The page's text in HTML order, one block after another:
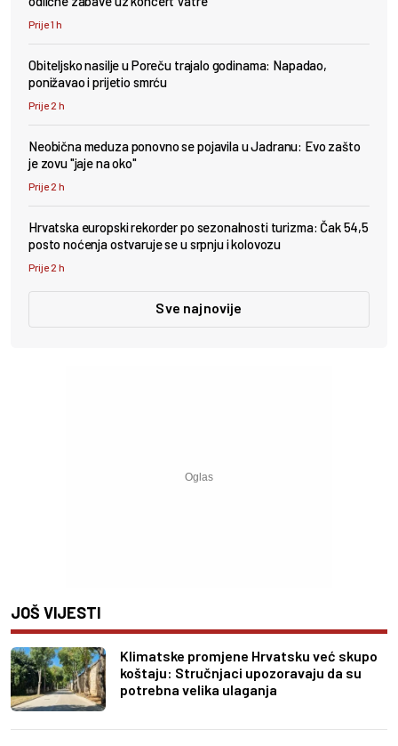
Prije 1 h
Obiteljsko nasilje u Poreču trajalo godinama: Napadao,
ponižavao i prijetio smrću
Prije 2 h
Neobična meduza ponovno se pojavila u Jadranu: Evo zašto
je zovu "jaje na oko"
Prije 2 h
Hrvatska europski rekorder po sezonalnosti turizma: Čak 54,5
posto noćenja ostvaruje se u srpnju i kolovozu
Prije 2 h
Sve najnovije
JOŠ VIJESTI
Klimatske promjene Hrvatsku već skupo
koštaju: Stručnjaci upozoravaju da su
potrebna velika ulaganja